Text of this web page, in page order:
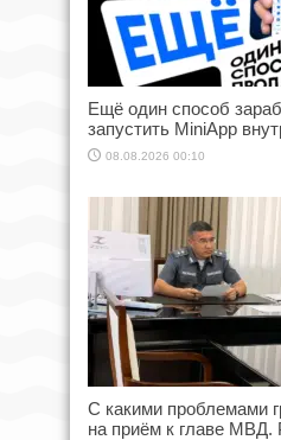
Ещё один способ
запустить MiniApp
08.08.2026 00:10
С какими проблемами
на приём к главе МВД.